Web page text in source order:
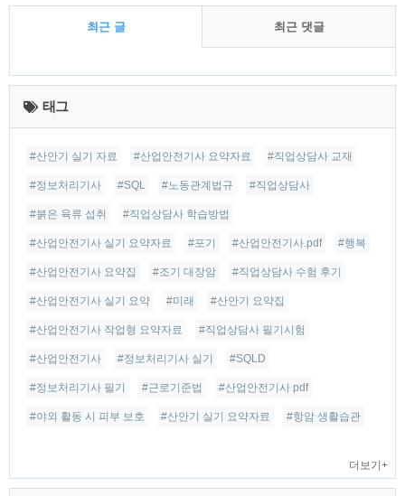
최근 글 최근 댓글
최
근
글
태그
#산안기 실기 자료 #산업안전기사 요약자료 #직업상담사 교재
#정보처리기사 #SQL #노동관계법규 #직업상담사
#붉은 육류 섭취 #직업상담사 학습방법
#산업안전기사 실기 요약자료 #포기 #산업안전기사.pdf #행복
#산업안전기사 요약집 #조기 대장암 #직업상담사 수험 후기
#산업안전기사 실기 요약 #미래 #산안기 요약집
#산업안전기사 작업형 요약자료 #직업상담사 필기시험
#산업안전기사 #정보처리기사 실기 #SQLD
#정보처리기사 필기 #근로기준법 #산업안전기사 pdf
#야외 활동 시 피부 보호 #산안기 실기 요약자료 #항암 생활습관
더보기+